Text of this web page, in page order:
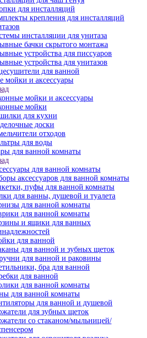
для инсталляций
крепления для инсталляций
инсталляции для унитаза
бачки скрытого монтажа
устройства для писсуаров
устройства для унитазов
для ванной
мойки и аксессуары
мойки и аксессуары
мойки
для кухни
доски
отходов
для воды
для ванной комнаты
для ванной комнаты
аксессуаров для ванной комнаты
пуфы для ванной комнаты
для ванны, душевой и туалета
для ванной комнаты
для ванной комнаты
и ящики для ванных
для ванной
для ванной и зубных щеток
для ванной и раковины
бра для ванной
для ванной
для ванной комнаты
для ванной комнаты
для ванной и душевой
для зубных щеток
со стаканом/мыльницей/